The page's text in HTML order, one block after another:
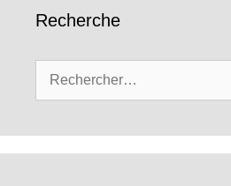
Recherche
Rechercher :